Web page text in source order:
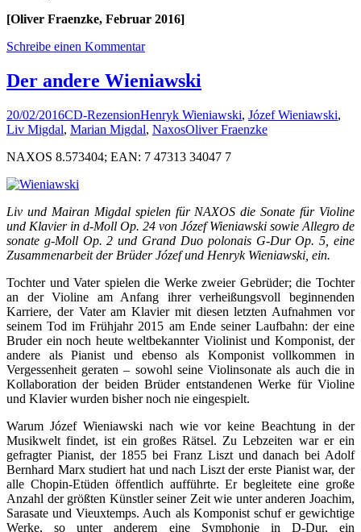
[Oliver Fraenzke, Februar 2016]
Schreibe einen Kommentar
Der andere Wieniawski
20/02/2016CD-RezensionHenryk Wieniawski, Józef Wieniawski,
Liv Migdal, Marian Migdal, NaxosOliver Fraenzke
NAXOS 8.573404; EAN: 7 47313 34047 7
Liv und Mairan Migdal spielen für NAXOS die Sonate für Violine
und Klavier in d-Moll Op. 24 von Józef Wieniawski sowie Allegro de
sonate g-Moll Op. 2 und Grand Duo polonais G-Dur Op. 5, eine
Zusammenarbeit der Brüder Józef und Henryk Wieniawski, ein.
Tochter und Vater spielen die Werke zweier Gebrüder; die Tochter
an der Violine am Anfang ihrer verheißungsvoll beginnenden
Karriere, der Vater am Klavier mit diesen letzten Aufnahmen vor
seinem Tod im Frühjahr 2015 am Ende seiner Laufbahn: der eine
Bruder ein noch heute weltbekannter Violinist und Komponist, der
andere als Pianist und ebenso als Komponist vollkommen in
Vergessenheit geraten – sowohl seine Violinsonate als auch die in
Kollaboration der beiden Brüder entstandenen Werke für Violine
und Klavier wurden bisher noch nie eingespielt.
Warum Józef Wieniawski nach wie vor keine Beachtung in der
Musikwelt findet, ist ein großes Rätsel. Zu Lebzeiten war er ein
gefragter Pianist, der 1855 bei Franz Liszt und danach bei Adolf
Bernhard Marx studiert hat und nach Liszt der erste Pianist war, der
alle Chopin-Etüden öffentlich aufführte. Er begleitete eine große
Anzahl der größten Künstler seiner Zeit wie unter anderen Joachim,
Sarasate und Vieuxtemps. Auch als Komponist schuf er gewichtige
Werke, so unter anderem eine Symphonie in D-Dur, ein